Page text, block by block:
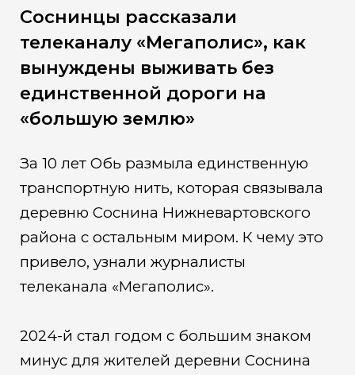
Соснинцы рассказали
телеканалу «Мегаполис», как
вынуждены выживать без
единственной дороги на
«большую землю»
За 10 лет Обь размыла единственную
транспортную нить, которая связывала
деревню Соснина Нижневартовского
района с остальным миром. К чему это
привело, узнали журналисты
телеканала «Мегаполис».
2024-й стал годом с большим знаком
минус для жителей деревни Соснина